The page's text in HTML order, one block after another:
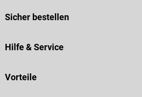
Sicher bestellen
Hilfe & Service
Vorteile